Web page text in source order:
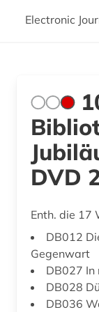
Electronic
DVD
Enth. die 17
DB012
Gegenwart
DB027 In
DB028
DB036